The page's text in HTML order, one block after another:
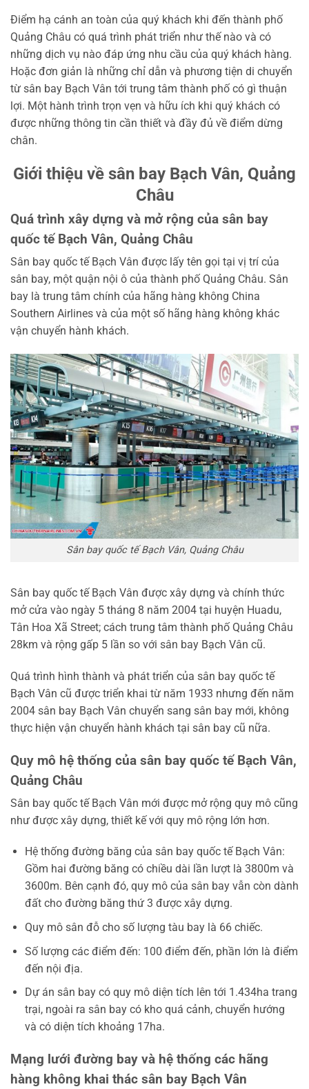
Điểm hạ cánh an toàn của quý khách khi đến thành phố
Quảng Châu có quá trình phát triển như thế nào và có
những dịch vụ nào đáp ứng nhu cầu của quý khách hàng.
Hoặc đơn giản là những chỉ dẫn và phương tiện di chuyển
từ sân bay Bạch Vân tới trung tâm thành phố có gì thuận
lợi. Một hành trình trọn vẹn và hữu ích khi quý khách có
được những thông tin cần thiết và đầy đủ về điểm dừng
chân.
Giới thiệu về sân bay Bạch Vân, Quảng
Châu
Quá trình xây dựng và mở rộng của sân bay
quốc tế Bạch Vân, Quảng Châu
Sân bay quốc tế Bạch Vân được lấy tên gọi tại vị trí của
sân bay, một quận nội ô của thành phố Quảng Châu. Sân
bay là trung tâm chính của hãng hàng không China
Southern Airlines và của một số hãng hàng không khác
vận chuyển hành khách.
Sân bay quốc tế Bạch Vân, Quảng Châu
Sân bay quốc tế Bạch Vân được xây dựng và chính thức
mở cửa vào ngày 5 tháng 8 năm 2004 tại huyện Huadu,
Tân Hoa Xã Street; cách trung tâm thành phố Quảng Châu
28km và rộng gấp 5 lần so với sân bay Bạch Vân cũ.
Quá trình hình thành và phát triển của sân bay quốc tế
Bạch Vân cũ được triển khai từ năm 1933 nhưng đến năm
2004 sân bay Bạch Vân chuyển sang sân bay mới, không
thực hiện vận chuyển hành khách tại sân bay cũ nữa.
Quy mô hệ thống của sân bay quốc tế Bạch Vân,
Quảng Châu
Sân bay quốc tế Bạch Vân mới được mở rộng quy mô cũng
như được xây dựng, thiết kế với quy mô rộng lớn hơn.
Hệ thống đường băng của sân bay quốc tế Bạch Vân:
Gồm hai đường băng có chiều dài lần lượt là 3800m và
3600m. Bên cạnh đó, quy mô của sân bay vẫn còn dành
đất cho đường băng thứ 3 được xây dựng.
Quy mô sân đỗ cho số lượng tàu bay là 66 chiếc.
Số lượng các điểm đến: 100 điểm đến, phần lớn là điểm
đến nội địa.
Dự án sân bay có quy mô diện tích lên tới 1.434ha trang
trại, ngoài ra sân bay có kho quá cảnh, chuyển hướng
và có diện tích khoảng 17ha.
Mạng lưới đường bay và hệ thống các hãng
hàng không khai thác sân bay Bạch Vân